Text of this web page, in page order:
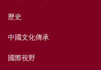
歷史
中國文化傳承
國際視野